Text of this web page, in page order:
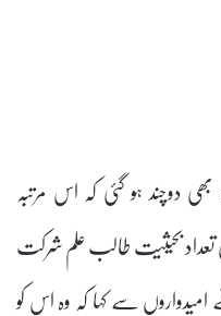
ہو گئی کہ اس مرتبہ
بحیثیت طالب علم شرکت
سے کہا کہ وہ اس کو